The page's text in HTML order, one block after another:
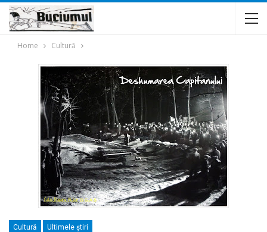
Home Cultură
Cultură Ultimele ştiri